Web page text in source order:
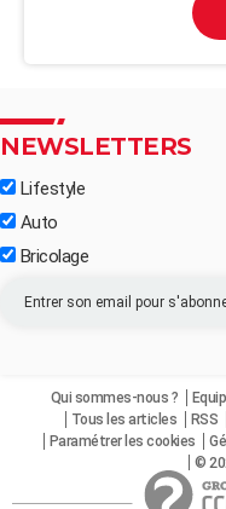
NEWSLETTERS
Lifestyle
Auto
Bricolage
Qui sommes-nous ?
Tous les articles
RSS
Paramétrer les cookies
©